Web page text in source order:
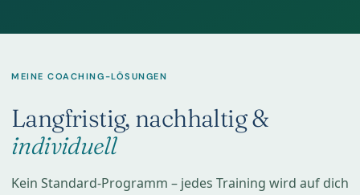
MEINE COACHING-LÖSUNGEN
Langfristig, nachhaltig &
individuell
Kein Standard-Programm – jedes Training wird auf dich